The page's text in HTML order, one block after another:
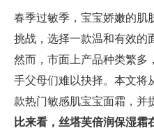
春季过敏季，宝宝娇嫩的肌
挑战，选择一款温和有效的
然而，市面上产品种类繁多
手父母们难以抉择。本文将
款热门敏感肌宝宝面霜，并
比来看，丝塔芙倍润保湿